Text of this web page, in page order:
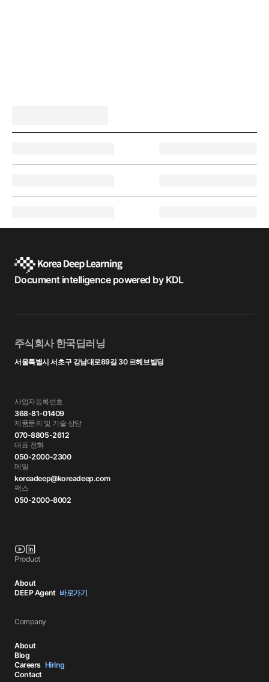
Document intelligence powered by KDL
주식회사 한국딥러닝
서울특별시 서초구 강남대로89길 30 르헤브빌딩
사업자등록번호
368-81-01409
제품문의 및 기술 상담
070-8805-2612
대표 전화
050-2000-2300
메일
koreadeep@koreadeep.com
팩스
050-2000-8002
Product
About
DEEP Agent 바로가기
Company
About
Blog
Careers Hiring
Contact